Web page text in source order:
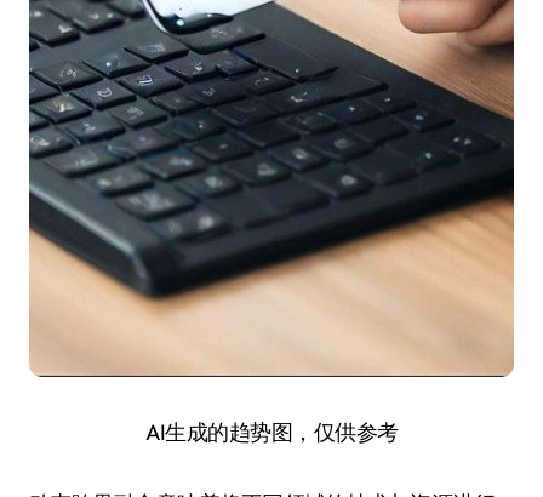
AI生成的趋势图，仅供参考